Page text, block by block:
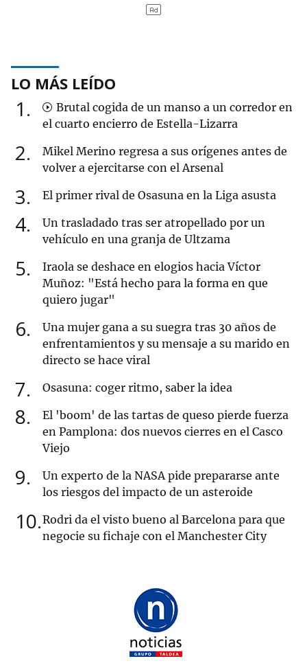
LO MÁS LEÍDO
1
Brutal cogida de un manso a un corredor en
el cuarto encierro de Estella-Lizarra
2
Mikel Merino regresa a sus orígenes antes de
volver a ejercitarse con el Arsenal
3 El primer rival de Osasuna en la Liga asusta
4
Un trasladado tras ser atropellado por un
vehículo en una granja de Ultzama
5
Iraola se deshace en elogios hacia Víctor
Muñoz: "Está hecho para la forma en que
quiero jugar"
6
Una mujer gana a su suegra tras 30 años de
enfrentamientos y su mensaje a su marido en
directo se hace viral
7 Osasuna: coger ritmo, saber la idea
8
El 'boom' de las tartas de queso pierde fuerza
en Pamplona: dos nuevos cierres en el Casco
Viejo
9
Un experto de la NASA pide prepararse ante
los riesgos del impacto de un asteroide
10 Rodri da el visto bueno al Barcelona para que
negocie su fichaje con el Manchester City